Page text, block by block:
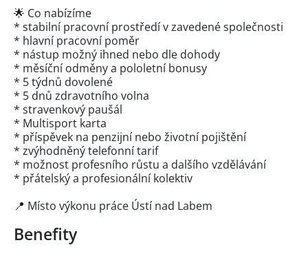
🌟 Co nabízíme
* stabilní pracovní prostředí v zavedené společnosti
* hlavní pracovní poměr
* nástup možný ihned nebo dle dohody
* měsíční odměny a pololetní bonusy
* 5 týdnů dovolené
* 5 dnů zdravotního volna
* stravenkový paušál
* Multisport karta
* příspěvek na penzijní nebo životní pojištění
* zvýhodněný telefonní tarif
* možnost profesního růstu a dalšího vzdělávání
* přátelský a profesionální kolektiv
📍 Místo výkonu práce Ústí nad Labem
Benefity